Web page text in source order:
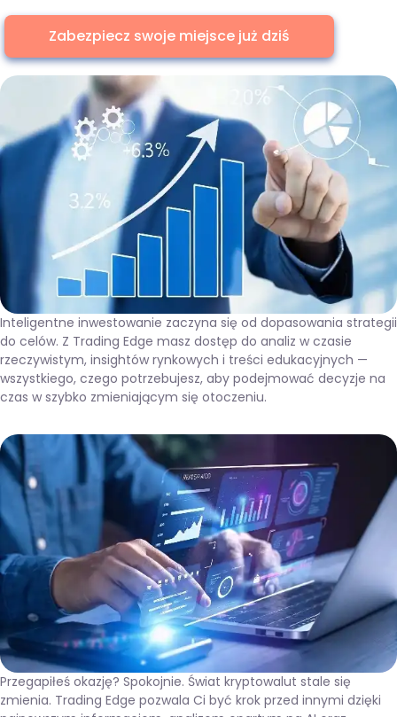
Zabezpiecz swoje miejsce już dziś
Inteligentne inwestowanie zaczyna się od dopasowania strategii
do celów. Z Trading Edge masz dostęp do analiz w czasie
rzeczywistym, insightów rynkowych i treści edukacyjnych —
wszystkiego, czego potrzebujesz, aby podejmować decyzje na
czas w szybko zmieniającym się otoczeniu.
Przegapiłeś okazję? Spokojnie. Świat kryptowalut stale się
zmienia. Trading Edge pozwala Ci być krok przed innymi dzięki